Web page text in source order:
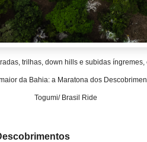
trilhas, down hills e subidas
da Bahia: a Maratona dos
Togumi/ Brasil Ride